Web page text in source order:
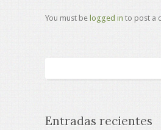
You must be logged in to post a
Entradas recientes